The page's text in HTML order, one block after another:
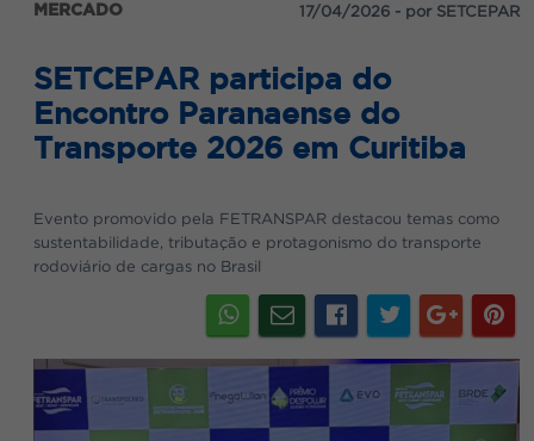
MERCADO 17/04/2026 - por SETCEPAR
SETCEPAR participa do
Encontro Paranaense do
Transporte 2026 em Curitiba
Evento promovido pela FETRANSPAR destacou temas como
sustentabilidade, tributação e protagonismo do transporte
rodoviário de cargas no Brasil
diversos Cafés da
às empresas associadas
aproximadamente 80
apresentada enquanto
da manhã.
Investindo apenas
e todos os serviços, a
em apenas
FAZER LOGIN